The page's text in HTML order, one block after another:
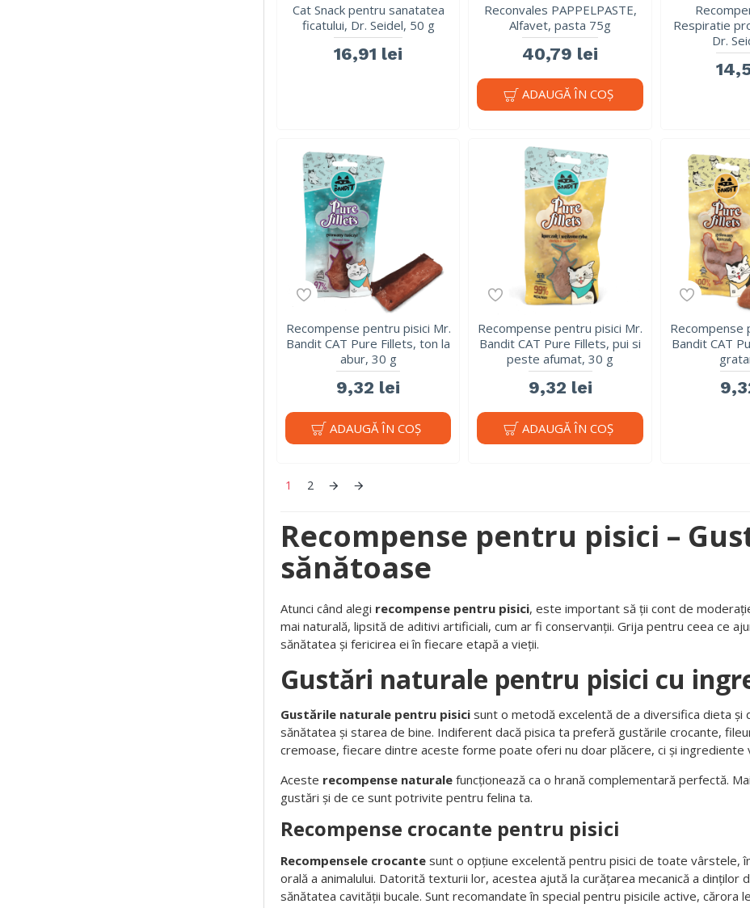
Recompense pentru pisici –
sănătoase
Atunci când alegi recompense pentru pisici, este important să ții cont de
mai naturală, lipsită de aditivi artificiali, cum ar fi conservanții. Grija pentru ceea ce
sănătatea și fericirea ei în fiecare etapă a vieții.
Gustări naturale pentru pisici cu
Gustările naturale pentru pisici sunt o metodă excelentă de a diversifica dieta și
sănătatea și starea de bine. Indiferent dacă pisica ta preferă gustările crocante,
cremoase, fiecare dintre aceste forme poate oferi nu doar plăcere, ci și ingrediente
Aceste recompense naturale funcționează ca o hrană complementară perfectă.
gustări și de ce sunt potrivite pentru felina ta.
Recompense crocante pentru pisici
Recompensele crocante sunt o opțiune excelentă pentru pisici de toate vârstele,
orală a animalului. Datorită texturii lor, acestea ajută la curățarea mecanică a dinților
sănătatea cavității bucale. Sunt recomandate în special pentru pisicile active,
Cat Snack pentru sanatatea
ficatului, Dr. Seidel, 50 g
16,91 lei
Reconvales PAPPELPASTE,
Alfavet, pasta 75g
40,79 lei
ADAUGĂ ÎN COŞ
Respiratie
Dr.
Recompense pentru pisici Mr.
Bandit CAT Pure Fillets, ton la
abur, 30 g
9,32 lei
ADAUGĂ ÎN COŞ
Recompense pentru pisici Mr.
Bandit CAT Pure Fillets, pui si
peste afumat, 30 g
9,32 lei
ADAUGĂ ÎN COŞ
Recompense
Bandit CAT
1 2